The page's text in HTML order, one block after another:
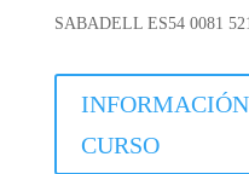
SABADELL ES54 0081
CURSO